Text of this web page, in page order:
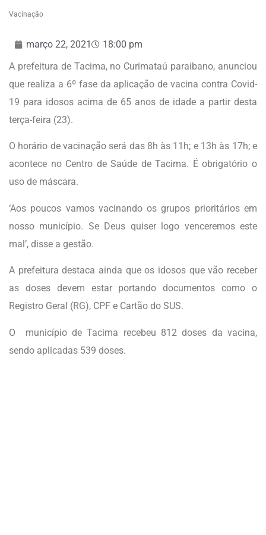
Vacinação
março 22, 2021
18:00 pm
A prefeitura de Tacima, no Curimataú paraibano, anunciou
que realiza a 6º fase da aplicação de vacina contra Covid-
19 para idosos acima de 65 anos de idade a partir desta
terça-feira (23).
O horário de vacinação será das 8h às 11h; e 13h às 17h; e
acontece no Centro de Saúde de Tacima. É obrigatório o
uso de máscara.
‘Aos poucos vamos vacinando os grupos prioritários em
nosso município. Se Deus quiser logo venceremos este
mal’, disse a gestão.
A prefeitura destaca ainda que os idosos que vão receber
as doses devem estar portando documentos como o
Registro Geral (RG), CPF e Cartão do SUS.
O município de Tacima recebeu 812 doses da vacina,
sendo aplicadas 539 doses.